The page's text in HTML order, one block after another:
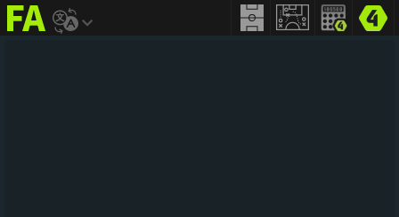
addict